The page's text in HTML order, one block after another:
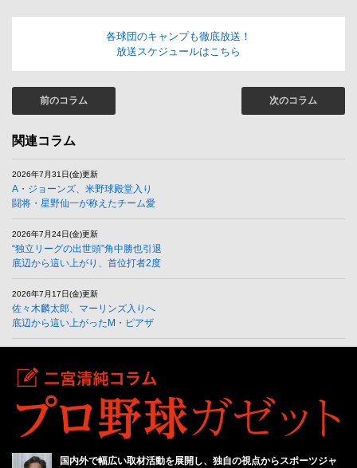
各球団のキャンプも徹底放送！
放送スケジュールはこちら
前のコラム 次のコラム
関連コラム
2026年7月31日(金)更新
A・ジョーンズ、米野球殿堂入り
闘将・星野仙一が称えたチーム愛
2026年7月24日(金)更新
“独立リーグの出世頭”角中勝也引退
底辺から這い上がり、首位打者2度
2026年7月17日(金)更新
佐々木麟太郎、マーリンズ入りへ
底辺から這い上がったM・ピアザ
国内外で幅広い取材活動を展開し、独自の視点からスポーツジャ